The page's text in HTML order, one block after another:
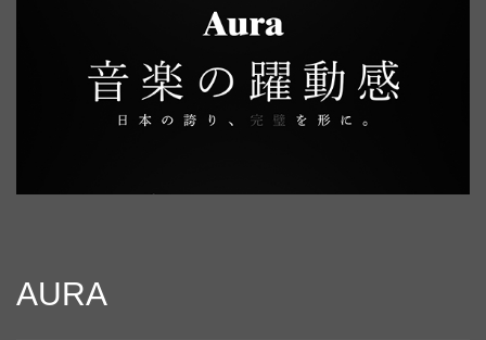
AURA